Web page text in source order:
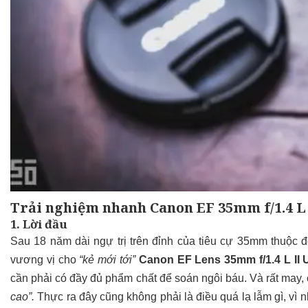
Trải nghiệm nhanh Canon EF 35mm f/1.4
1. Lời đầu
Sau 18 năm dài ngự trị trên đỉnh của tiêu cự 35mm thuộc
vương vị cho “kẻ mới tới” Canon EF Lens 35mm f/1.4 L II
cần phải có đầy đủ phẩm chất để soán ngôi báu. Và rất
cao”. Thực ra đây cũng không phải là điều quá lạ lẫm gì, vì